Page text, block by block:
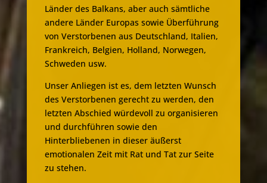
Länder des Balkans, aber auch sämtliche
andere Länder Europas sowie Überführung
von Verstorbenen aus Deutschland, Italien,
Frankreich, Belgien, Holland, Norwegen,
Schweden usw.
Unser Anliegen ist es, dem letzten Wunsch
des Verstorbenen gerecht zu werden, den
letzten Abschied würdevoll zu organisieren
und durchführen sowie den
Hinterbliebenen in dieser äußerst
emotionalen Zeit mit Rat und Tat zur Seite
zu stehen.